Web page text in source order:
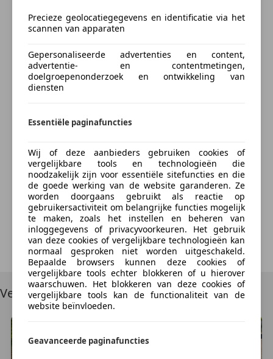
De onze? Origineel uit Californië, daar kunnen ze ook
smullen van over de top luxe. Ze raken ook snel
verveeld, want er staat minder dan 34.000 mijl op de
teller, dus de zijwieltjes zijn er net vanaf gehaald. Net
warm gereden dus, en volledig onderhouden. Beter
trek de iPhone 16 pro max super deluxe uit je zak,
Wilton wollen tapijt en lamswollen matten, laat het
elektrische dak zakken en knal de turbocharged 6,75
liter V8 richting de Corniche. Wist je al dat er slechts
374 van deze exemplaren zijn gebouwd en daarvan
slechts 112 LHD?
Neem snel contact met ons op en we loodsen je
graag verder naar deze unieke ervaring.
You know that feeling when you book an expensive
Bereken je premie
Something went wrong
We're sorry, but something unexpected happened.
Please try again or refresh the page.
Try Again
Vergelijkbare voertuigen
Precieze geolocatiegegevens en identificatie via het
scannen van apparaten
Gepersonaliseerde advertenties en content,
advertentie- en contentmetingen,
doelgroepenonderzoek en ontwikkeling van
diensten
Essentiële paginafuncties
Wij of deze aanbieders gebruiken cookies of
vergelijkbare tools en technologieën die
noodzakelijk zijn voor essentiële sitefuncties en die
de goede werking van de website garanderen. Ze
worden doorgaans gebruikt als reactie op
gebruikersactiviteit om belangrijke functies mogelijk
te maken, zoals het instellen en beheren van
inloggegevens of privacyvoorkeuren. Het gebruik
van deze cookies of vergelijkbare technologieën kan
normaal gesproken niet worden uitgeschakeld.
Bepaalde browsers kunnen deze cookies of
vergelijkbare tools echter blokkeren of u hierover
waarschuwen. Het blokkeren van deze cookies of
vergelijkbare tools kan de functionaliteit van de
website beïnvloeden.
Geavanceerde paginafuncties